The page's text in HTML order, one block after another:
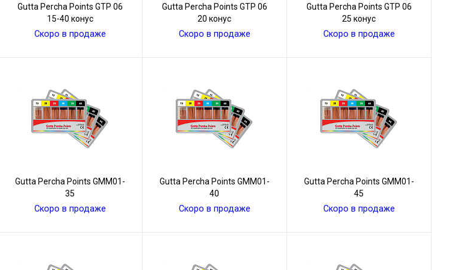
Gutta Percha Points GТР 06
15-40 конус
Скоро в продаже
Gutta Percha Points GТР 06
20 конус
Скоро в продаже
Gutta Percha Points GТР 06
25 конус
Скоро в продаже
Gutta Percha Points GMM01-
35
Скоро в продаже
Gutta Percha Points GMM01-
40
Скоро в продаже
Gutta Percha Points GMM01-
45
Скоро в продаже